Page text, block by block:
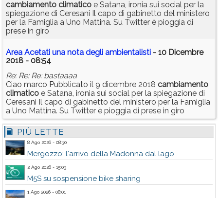
cambiamento climatico e Satana, ironia sui social per la
spiegazione di Ceresani Il capo di gabinetto del ministero
per la Famiglia a Uno Mattina. Su Twitter è pioggia di
prese in giro
Area Acetati una nota degli ambientalisti - 10 Dicembre
2018 - 08:54
Re: Re: Re: bastaaaa
Ciao marco Pubblicato il 9 dicembre 2018 cambiamento
climatico e Satana, ironia sui social per la spiegazione di
Ceresani Il capo di gabinetto del ministero per la Famiglia
a Uno Mattina. Su Twitter è pioggia di prese in giro
PIÙ LETTE
8 Ago 2026 - 08:30
Mergozzo: l'arrivo della Madonna dal lago
2 Ago 2026 - 15:03
M5S su sospensione bike sharing
1 Ago 2026 - 08:01